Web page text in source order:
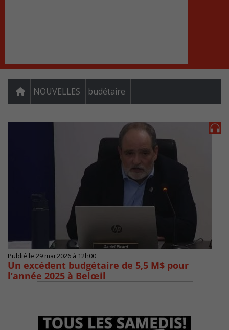
NOUVELLES budétaire
Publié le 29 mai 2026 à 12h00
Un excédent budgétaire de 5,5 M$ pour
l’année 2025 à Belœil